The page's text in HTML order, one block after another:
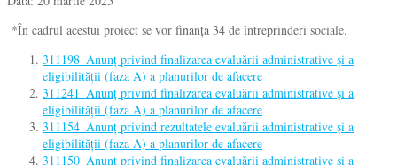
*În cadrul acestui proiect se vor finanța 34 de întreprinderi sociale.
311198_Anunț privind finalizarea evaluării administrative și a
eligibilității (faza A) a planurilor de afacere
311241_Anunț privind finalizarea evaluării administrative și a
eligibilității (faza A) a planurilor de afacere
311154_Anunț privind rezultatele evaluării administrative și a
eligibilității (faza A) a planurilor de afacere
311150_Anunț privind finalizarea evaluării administrative și a